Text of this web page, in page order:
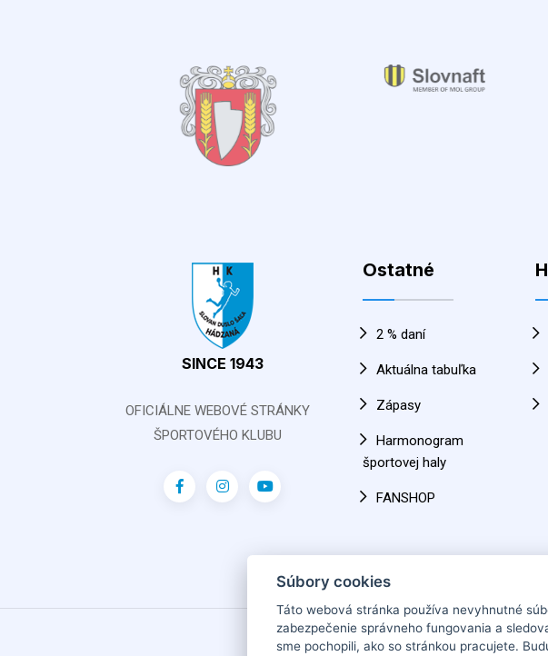
SINCE 1943
OFICIÁLNE WEBOVÉ STRÁNKY
ŠPORTOVÉHO KLUBU
Ostatné
2 % daní
Aktuálna tabuľka
Zápasy
Harmonogram
športovej haly
FANSHOP
2026 HÁDZANÁRSKY
Súbory cookies
Táto webová stránka používa nevyhnutné
zabezpečenie správneho fungovania a
sme pochopili, ako so stránkou pracujete.